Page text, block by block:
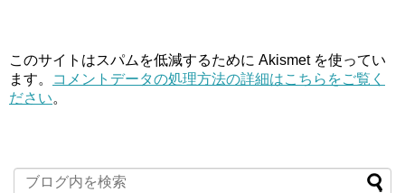
このサイトはスパムを低減するために Akismet を使ってい
ます。
コメントデータの処理方法の詳細はこちらをご覧く
ださい。